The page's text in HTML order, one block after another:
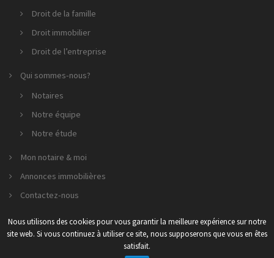
Droit de la famille
Droit immobilier
Droit de l’entreprise
Qui sommes-nous?
Notaires
Notre équipe
Notre étude
Mon notaire & moi
Annonces immobilières
Contactez-nous
2026 SCP GESTIN - LE GALL - NICOLAS & ASSOCIÉS
Nous utilisons des cookies pour vous garantir la meilleure expérience sur notre
site web. Si vous continuez à utiliser ce site, nous supposerons que vous en êtes
satisfait.